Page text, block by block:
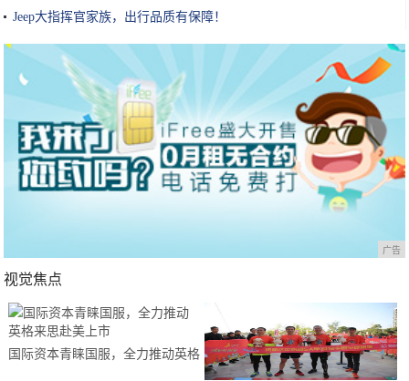
Jeep大指挥官家族，出行品质有保障！
广告
视觉焦点
国际资本青睐国服，全力推动英格